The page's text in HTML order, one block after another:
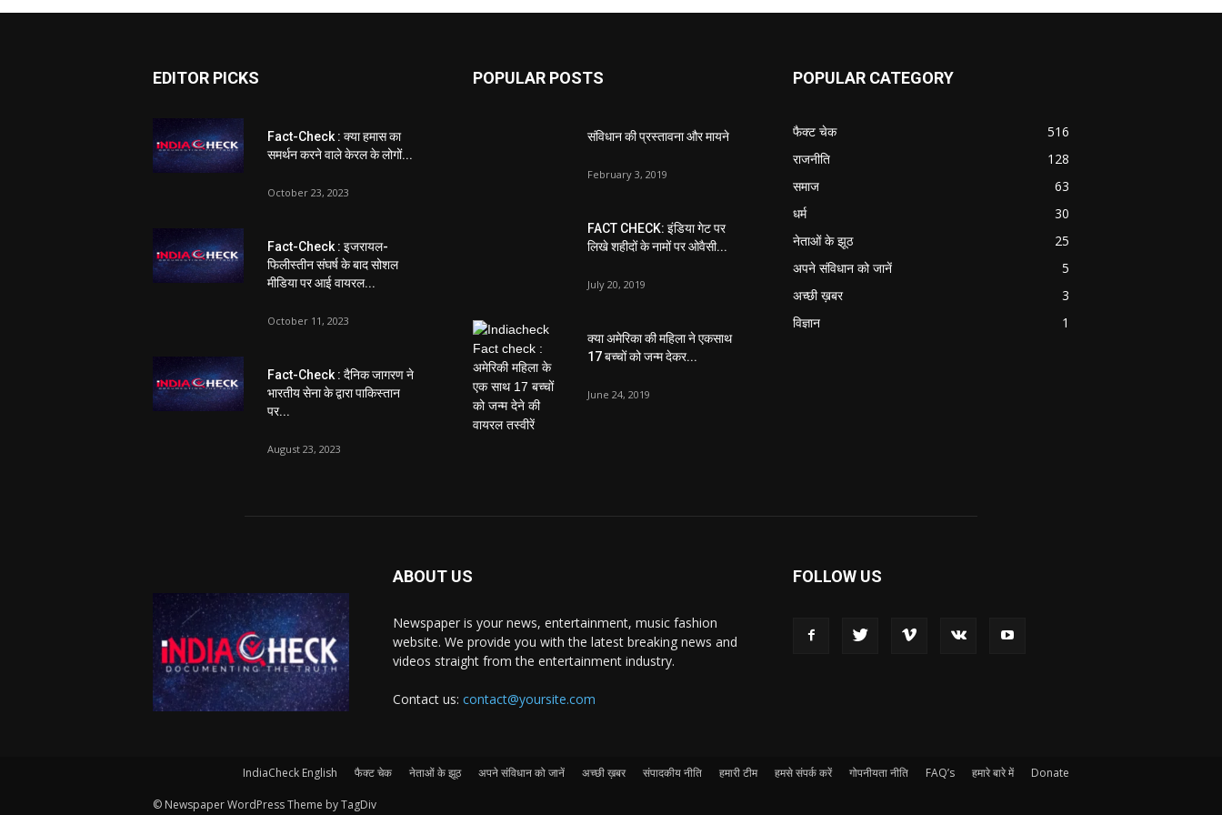
EDITOR PICKS
Fact-Check : क्या हमास का
समर्थन करने वाले केरल के लोगों...
October 23, 2023
Fact-Check : इजरायल-
फिलीस्तीन संघर्ष के बाद सोशल
मीडिया पर आई वायरल...
October 11, 2023
Fact-Check : दैनिक जागरण ने
भारतीय सेना के द्वारा पाकिस्तान
पर...
August 23, 2023
POPULAR POSTS
संविधान की प्रस्तावना और मायने
February 3, 2019
FACT CHECK: इंडिया गेट पर
लिखे शहीदों के नामों पर ओवैसी...
July 20, 2019
क्या अमेरिका की महिला ने एकसाथ
17 बच्चों को जन्म देकर...
June 24, 2019
POPULAR CATEGORY
फैक्ट चेक
516
राजनीति
128
समाज
63
धर्म
30
नेताओं के झूठ
25
अपने संविधान को जानें
5
अच्छी ख़बर
3
विज्ञान
1
ABOUT US
Newspaper is your news, entertainment, music fashion
website. We provide you with the latest breaking news and
videos straight from the entertainment industry.
Contact us: contact@yoursite.com
FOLLOW US
IndiaCheck English फैक्ट चेक नेताओं के झूठ अपने संविधान को जानें अच्छी ख़बर संपादकीय नीति हमारी टीम हमसे संपर्क करें गोपनीयता नीति FAQ’s हमारे बारे में Donate
© Newspaper WordPress Theme by TagDiv